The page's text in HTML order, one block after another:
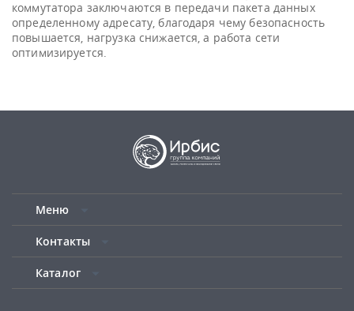
коммутатора заключаются в передачи пакета данных
определенному адресату, благодаря чему безопасность
повышается, нагрузка снижается, а работа сети
оптимизируется.
Меню
Контакты
Каталог